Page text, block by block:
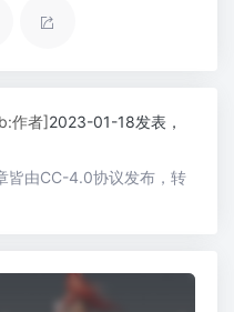
作者]2023-01-18发表，
皆由CC-4.0协议发布，转